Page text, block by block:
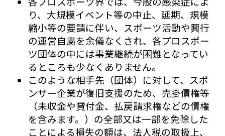
り、大規模イベント等の中止、延期、規模
縮小等の要請に伴い、スポーツ活動や興行
の運営自粛を余儀なくされ、各プロスポー
ツ団体の中には事業継続が困難となってい
るところも少なくありません。
このような相手先（団体）に対して、スポ
ンサー企業が復旧支援のため、売掛債権等
（未収金や貸付金、払戻請求権などの債権
を含みます。）の全部又は一部を免除した
ことによる損失の額は、法人税の取扱上、